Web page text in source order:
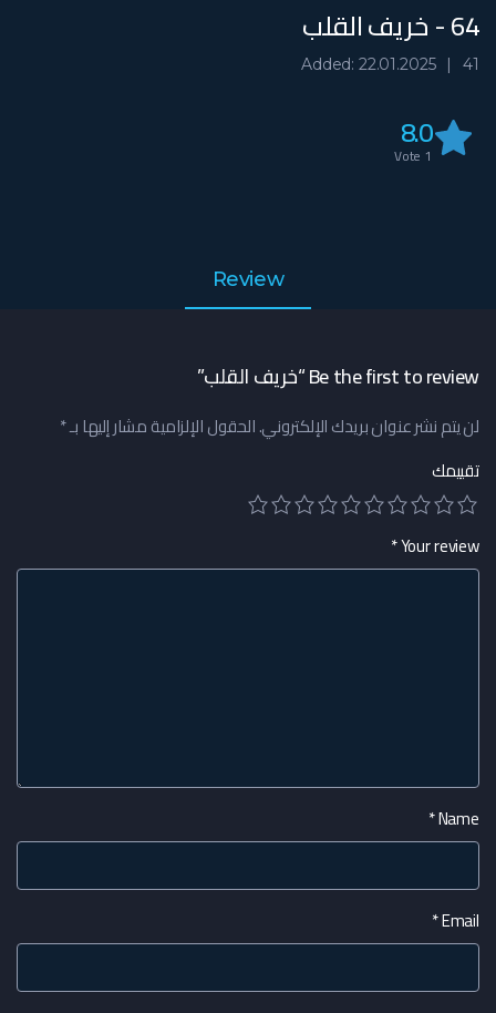
64 - خريف القلب
41
Added: 22.01.2025
8.0
1
Review
Be the first to review “خريف القلب”
لن يتم نشر عنوان بريدك الإلكتروني.الحقول الإلزامية مشار إليها بـ*
تقييمك
Your review
*
Name
*
Email
*